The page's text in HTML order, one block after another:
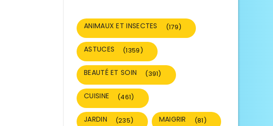
ANIMAUX ET INSECTES (179)
ASTUCES (1359)
BEAUTÉ ET SOIN (391)
CUISINE (461)
JARDIN (235) MAIGRIR (81)